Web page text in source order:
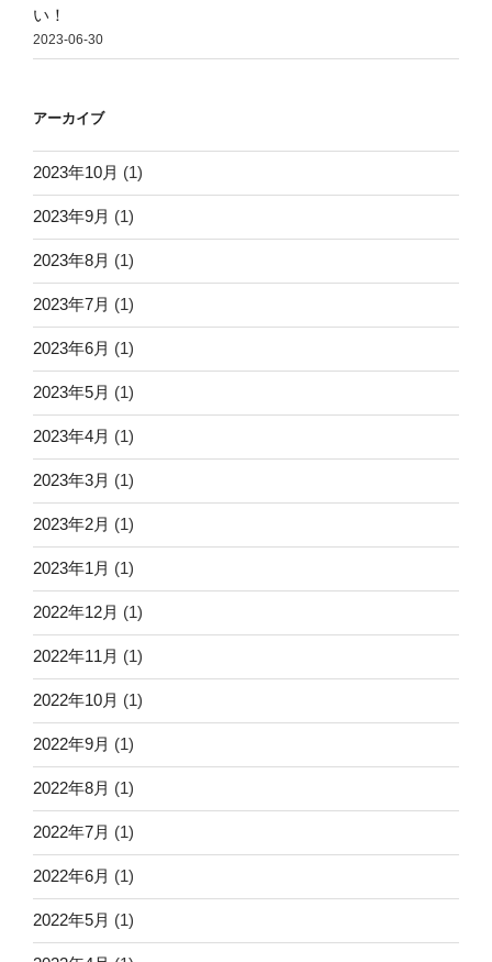
い！
2023-06-30
アーカイブ
2023年10月 (1)
2023年9月 (1)
2023年8月 (1)
2023年7月 (1)
2023年6月 (1)
2023年5月 (1)
2023年4月 (1)
2023年3月 (1)
2023年2月 (1)
2023年1月 (1)
2022年12月 (1)
2022年11月 (1)
2022年10月 (1)
2022年9月 (1)
2022年8月 (1)
2022年7月 (1)
2022年6月 (1)
2022年5月 (1)